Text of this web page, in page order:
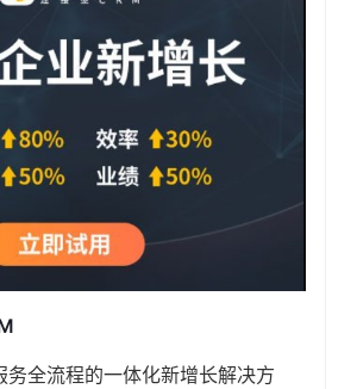
务全流程的一体化新增长解决方